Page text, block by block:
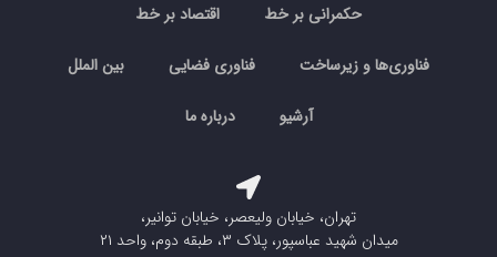
حکمرانی بر خط اقتصاد بر خط
فناوری‌ها و زیرساخت فناوری فضایی بین الملل
آرشیو درباره ما
تهران، خیابان ولیعصر، خیابان توانیر،
میدان شهید عباسپور، پلاک ۳، طبقه دوم، واحد ۲۱